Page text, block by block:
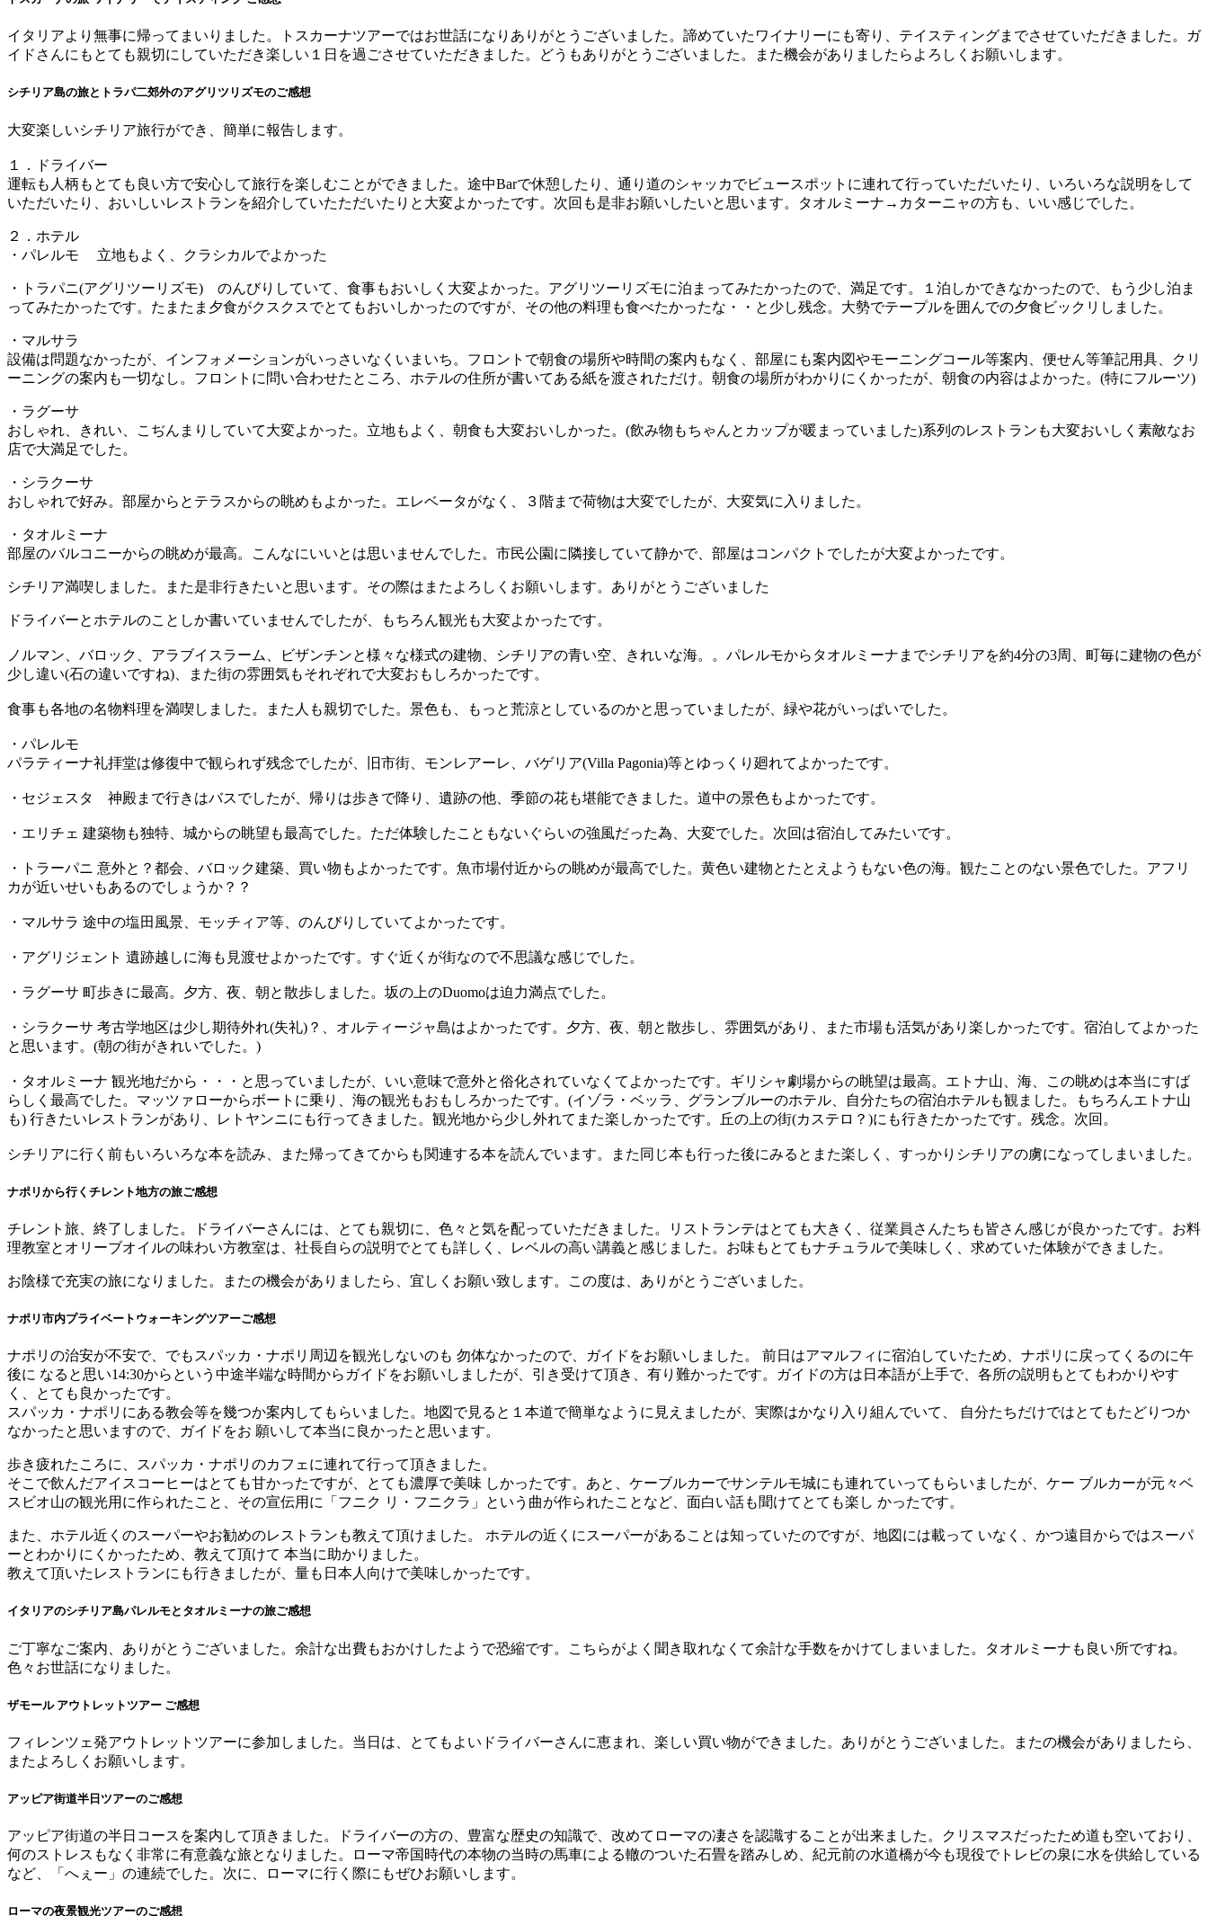
イタリアより無事に帰ってまいりました。トスカーナツアーではお世話になりありがとうございました。諦めていたワイナリーにも寄り、テイスティングまでさせていただきました。ガ
イドさんにもとても親切にしていただき楽しい１日を過ごさせていただきました。どうもありがとうございました。また機会がありましたらよろしくお願いします。
シチリア島の旅とトラパ二郊外のアグリツリズモのご感想
大変楽しいシチリア旅行ができ、簡単に報告します。
１．ドライバー
運転も人柄もとても良い方で安心して旅行を楽しむことができました。途中Barで休憩したり、通り道のシャッカでビュースポットに連れて行っていただいたり、いろいろな説明をして
いただいたり、おいしいレストランを紹介していたただいたりと大変よかったです。次回も是非お願いしたいと思います。タオルミーナ→カターニャの方も、いい感じでした。
２．ホテル
・パレルモ 立地もよく、クラシカルでよかった
・トラパニ(アグリツーリズモ) のんびりしていて、食事もおいしく大変よかった。アグリツーリズモに泊まってみたかったので、満足です。１泊しかできなかったので、もう少し泊ま
ってみたかったです。たまたま夕食がクスクスでとてもおいしかったのですが、その他の料理も食べたかったな・・と少し残念。大勢でテープルを囲んでの夕食ビックリしました。
・マルサラ
設備は問題なかったが、インフォメーションがいっさいなくいまいち。フロントで朝食の場所や時間の案内もなく、部屋にも案内図やモーニングコール等案内、便せん等筆記用具、クリ
ーニングの案内も一切なし。フロントに問い合わせたところ、ホテルの住所が書いてある紙を渡されただけ。朝食の場所がわかりにくかったが、朝食の内容はよかった。(特にフルーツ)
・ラグーサ
おしゃれ、きれい、こぢんまりしていて大変よかった。立地もよく、朝食も大変おいしかった。(飲み物もちゃんとカップが暖まっていました)系列のレストランも大変おいしく素敵なお
店で大満足でした。
・シラクーサ
おしゃれで好み。部屋からとテラスからの眺めもよかった。エレベータがなく、３階まで荷物は大変でしたが、大変気に入りました。
・タオルミーナ
部屋のバルコニーからの眺めが最高。こんなにいいとは思いませんでした。市民公園に隣接していて静かで、部屋はコンパクトでしたが大変よかったです。
シチリア満喫しました。また是非行きたいと思います。その際はまたよろしくお願いします。ありがとうございました
ドライバーとホテルのことしか書いていませんでしたが、もちろん観光も大変よかったです。
ノルマン、バロック、アラブイスラーム、ビザンチンと様々な様式の建物、シチリアの青い空、きれいな海。。パレルモからタオルミーナまでシチリアを約4分の3周、町毎に建物の色が
少し違い(石の違いですね)、また街の雰囲気もそれぞれで大変おもしろかったです。
食事も各地の名物料理を満喫しました。また人も親切でした。景色も、もっと荒涼としているのかと思っていましたが、緑や花がいっぱいでした。
・パレルモ
パラティーナ礼拝堂は修復中で観られず残念でしたが、旧市街、モンレアーレ、バゲリア(Villa Pagonia)等とゆっくり廻れてよかったです。
・セジェスタ 神殿まで行きはバスでしたが、帰りは歩きで降り、遺跡の他、季節の花も堪能できました。道中の景色もよかったです。
・エリチェ 建築物も独特、城からの眺望も最高でした。ただ体験したこともないぐらいの強風だった為、大変でした。次回は宿泊してみたいです。
・トラーパニ 意外と？都会、バロック建築、買い物もよかったです。魚市場付近からの眺めが最高でした。黄色い建物とたとえようもない色の海。観たことのない景色でした。アフリ
カが近いせいもあるのでしょうか？？
・マルサラ 途中の塩田風景、モッチィア等、のんびりしていてよかったです。
・アグリジェント 遺跡越しに海も見渡せよかったです。すぐ近くが街なので不思議な感じでした。
・ラグーサ 町歩きに最高。夕方、夜、朝と散歩しました。坂の上のDuomoは迫力満点でした。
・シラクーサ 考古学地区は少し期待外れ(失礼)？、オルティージャ島はよかったです。夕方、夜、朝と散歩し、雰囲気があり、また市場も活気があり楽しかったです。宿泊してよかった
と思います。(朝の街がきれいでした。)
・タオルミーナ 観光地だから・・・と思っていましたが、いい意味で意外と俗化されていなくてよかったです。ギリシャ劇場からの眺望は最高。エトナ山、海、この眺めは本当にすば
らしく最高でした。マッツァローからボートに乗り、海の観光もおもしろかったです。(イゾラ・ベッラ、グランブルーのホテル、自分たちの宿泊ホテルも観ました。もちろんエトナ山
も) 行きたいレストランがあり、レトヤンニにも行ってきました。観光地から少し外れてまた楽しかったです。丘の上の街(カステロ？)にも行きたかったです。残念。次回。
シチリアに行く前もいろいろな本を読み、また帰ってきてからも関連する本を読んでいます。また同じ本も行った後にみるとまた楽しく、すっかりシチリアの虜になってしまいました。
ナポリから行くチレント地方の旅ご感想
チレント旅、終了しました。ドライバーさんには、とても親切に、色々と気を配っていただきました。リストランテはとても大きく、従業員さんたちも皆さん感じが良かったです。お料
理教室とオリーブオイルの味わい方教室は、社長自らの説明でとても詳しく、レベルの高い講義と感じました。お味もとてもナチュラルで美味しく、求めていた体験ができました。
お陰様で充実の旅になりました。またの機会がありましたら、宜しくお願い致します。この度は、ありがとうございました。
ナポリ市内プライベートウォーキングツアーご感想
ナポリの治安が不安で、でもスパッカ・ナポリ周辺を観光しないのも 勿体なかったので、ガイドをお願いしました。 前日はアマルフィに宿泊していたため、ナポリに戻ってくるのに午
後に なると思い14:30からという中途半端な時間からガイドをお願いしましたが、引き受けて頂き、有り難かったです。ガイドの方は日本語が上手で、各所の説明もとてもわかりやす
く、とても良かったです。
スパッカ・ナポリにある教会等を幾つか案内してもらいました。地図で見ると１本道で簡単なように見えましたが、実際はかなり入り組んでいて、 自分たちだけではとてもたどりつか
なかったと思いますので、ガイドをお 願いして本当に良かったと思います。
歩き疲れたころに、スパッカ・ナポリのカフェに連れて行って頂きました。
そこで飲んだアイスコーヒーはとても甘かったですが、とても濃厚で美味 しかったです。あと、ケーブルカーでサンテルモ城にも連れていってもらいましたが、ケー ブルカーが元々ベ
スビオ山の観光用に作られたこと、その宣伝用に「フニク リ・フニクラ」という曲が作られたことなど、面白い話も聞けてとても楽し かったです。
また、ホテル近くのスーパーやお勧めのレストランも教えて頂けました。 ホテルの近くにスーパーがあることは知っていたのですが、地図には載って いなく、かつ遠目からではスーパ
ーとわかりにくかったため、教えて頂けて 本当に助かりました。
教えて頂いたレストランにも行きましたが、量も日本人向けで美味しかったです。
イタリアのシチリア島パレルモとタオルミーナの旅ご感想
ご丁寧なご案内、ありがとうございました。余計な出費もおかけしたようで恐縮です。こちらがよく聞き取れなくて余計な手数をかけてしまいました。タオルミーナも良い所ですね。
色々お世話になりました。
ザモール アウトレットツアー ご感想
フィレンツェ発アウトレットツアーに参加しました。当日は、とてもよいドライバーさんに恵まれ、楽しい買い物ができました。ありがとうございました。またの機会がありましたら、
またよろしくお願いします。
アッピア街道半日ツアーのご感想
アッピア街道の半日コースを案内して頂きました。ドライバーの方の、豊富な歴史の知識で、改めてローマの凄さを認識することが出来ました。クリスマスだったため道も空いており、
何のストレスもなく非常に有意義な旅となりました。ローマ帝国時代の本物の当時の馬車による轍のついた石畳を踏みしめ、紀元前の水道橋が今も現役でトレビの泉に水を供給している
など、「へぇー」の連続でした。次に、ローマに行く際にもぜひお願いします。
ローマの夜景観光ツアーのご感想